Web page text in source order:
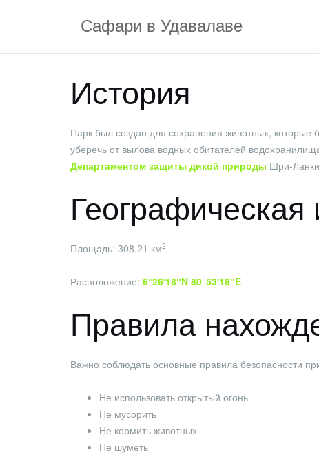
Сафари в Удавалаве
История
Парк был создан для сохранения животных, которые
уберечь от вылова водных обитателей
Департаментом защиты дикой природы Шри-
Площадь: 308.21 км2
Расположение: 6°26′18″N 80°53′18″E
Правила
Важно соблюдать основные правила безопасности
Не использовать открытый огонь
Не мусорить
Не кормить животных
Не шуметь